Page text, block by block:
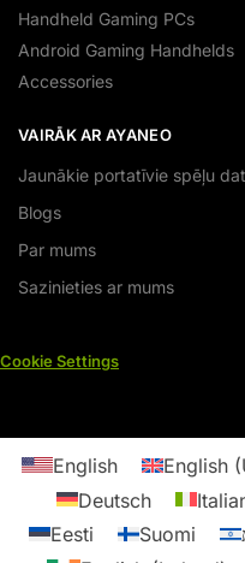
Handheld Gaming PCs
Android Gaming Handhelds
Accessories
VAIRĀK AR AYANEO
Jaunākie portatīvie spēļu
Blogs
Par mums
Sazinieties ar mums
Cookie Settings
English English
Deutsch
Eesti
Suomi